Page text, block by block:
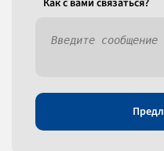
Как c вами связаться?